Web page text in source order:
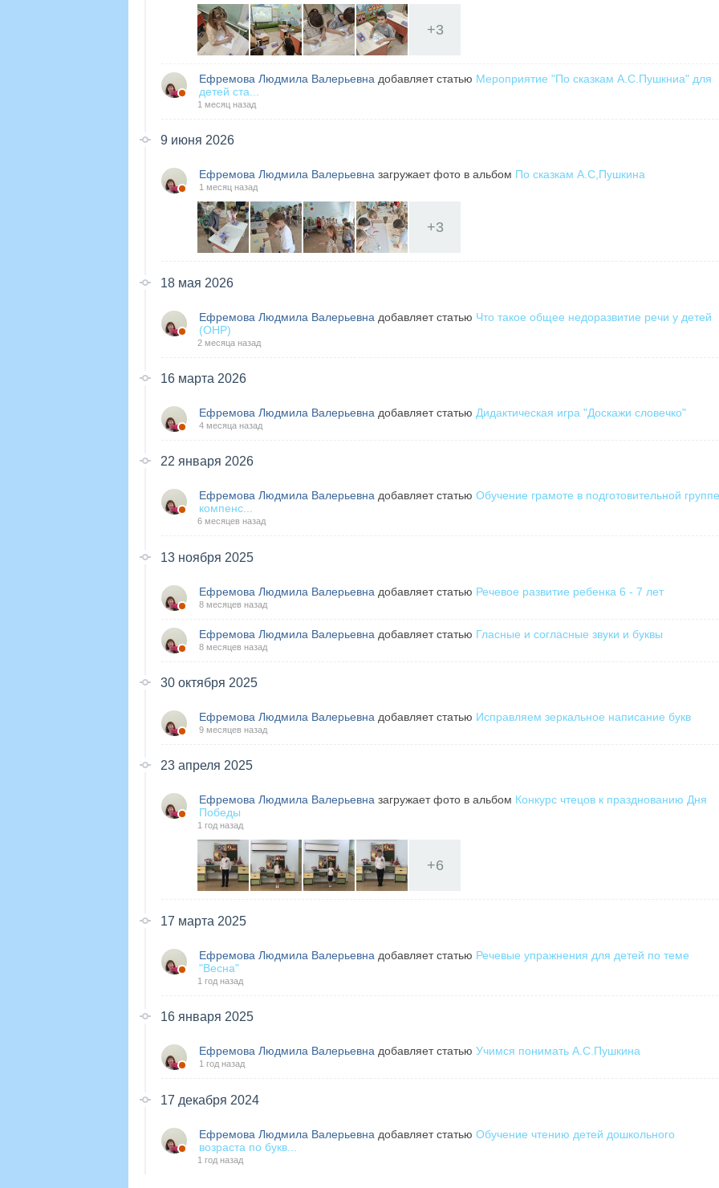
+3
Ефремова Людмила Валерьевна добавляет статью Мероприятие "По сказкам А.С.Пушкниа" для
детей ста...
1 месяц назад
9 июня 2026
Ефремова Людмила Валерьевна загружает фото в альбом По сказкам А.С,Пушкина
1 месяц назад
+3
18 мая 2026
Ефремова Людмила Валерьевна добавляет статью Что такое общее недоразвитие речи у детей
(ОНР)
2 месяца назад
16 марта 2026
Ефремова Людмила Валерьевна добавляет статью Дидактическая игра "Доскажи словечко"
4 месяца назад
22 января 2026
Ефремова Людмила Валерьевна добавляет статью Обучение грамоте в подготовительной группе
компенс...
6 месяцев назад
13 ноября 2025
Ефремова Людмила Валерьевна добавляет статью Речевое развитие ребенка 6 - 7 лет
8 месяцев назад
Ефремова Людмила Валерьевна добавляет статью Гласные и согласные звуки и буквы
8 месяцев назад
30 октября 2025
Ефремова Людмила Валерьевна добавляет статью Исправляем зеркальное написание букв
9 месяцев назад
23 апреля 2025
Ефремова Людмила Валерьевна загружает фото в альбом Конкурс чтецов к празднованию Дня
Победы
1 год назад
+6
17 марта 2025
Ефремова Людмила Валерьевна добавляет статью Речевые упражнения для детей по теме
"Весна"
1 год назад
16 января 2025
Ефремова Людмила Валерьевна добавляет статью Учимся понимать А.С.Пушкина
1 год назад
17 декабря 2024
Ефремова Людмила Валерьевна добавляет статью Обучение чтению детей дошкольного
возраста по букв...
1 год назад